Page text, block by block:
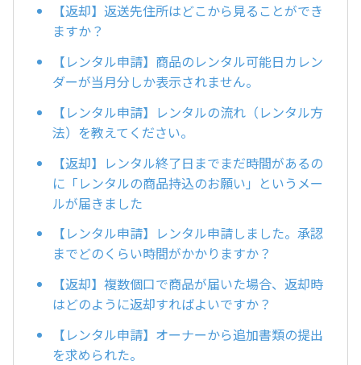
【返却】返送先住所はどこから見ることができ
ますか？
【レンタル申請】商品のレンタル可能日カレン
ダーが当月分しか表示されません。
【レンタル申請】レンタルの流れ（レンタル方
法）を教えてください。
【返却】レンタル終了日までまだ時間があるの
に「レンタルの商品持込のお願い」というメー
ルが届きました
【レンタル申請】レンタル申請しました。承認
までどのくらい時間がかかりますか？
【返却】複数個口で商品が届いた場合、返却時
はどのように返却すればよいですか？
【レンタル申請】オーナーから追加書類の提出
を求められた。